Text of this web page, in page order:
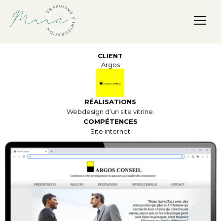
CLIENT
Argos
RÉALISATIONS
Webdesign d’un site vitrine.
COMPÉTENCES
Site internet